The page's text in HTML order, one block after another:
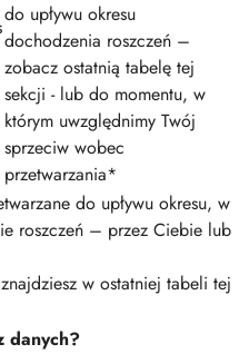
do upływu okresu
dochodzenia roszczeń –
zobacz ostatnią tabelę tej
sekcji - lub do momentu, w
którym uwzględnimy Twój
sprzeciw wobec
przetwarzania*
do upływu okresu, w
roszczeń – przez Ciebie lub
w ostatniej tabeli tej
danych?